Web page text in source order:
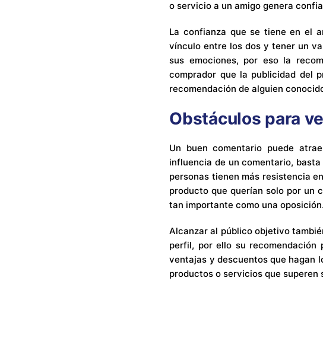
o servicio a un amigo genera
La confianza que se tiene en el
vínculo entre los dos y tener un
sus emociones, por eso la
comprador que la publicidad del
recomendación de alguien
Obstáculos para
Un buen comentario puede
influencia de un comentario,
personas tienen más resistencia
producto que querían solo por un
tan importante como una oposición.
Alcanzar al público objetivo
perfil, por ello su recomendación
ventajas y descuentos que hagan
productos o servicios que superen